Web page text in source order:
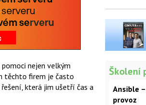
nejen velkým
těchto firem je často
která jim ušetří čas a
Školení
Ansible
provoz